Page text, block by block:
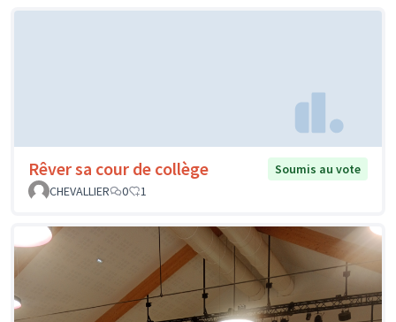
Rêver sa cour de collège
Soumis au vote
CHEVALLIER
0 1